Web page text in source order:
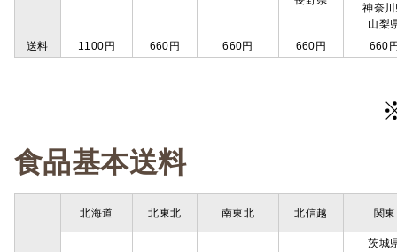
神奈
山梨
送料
1100円 660円 660円 660円 660
食品基本送料
北海道 北東北 南東北 北信越 関東
茨城